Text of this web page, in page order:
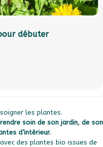
débuter
les plantes.
soin de son jardin, de son
d’intérieur.
des plantes bio issues de